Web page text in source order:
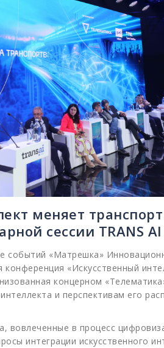
меняет
сессии TRANS
событий «Матрешка»
«Искусственный
концерном
и перспективам его
вовлеченные в процесс
интеграции искусственного